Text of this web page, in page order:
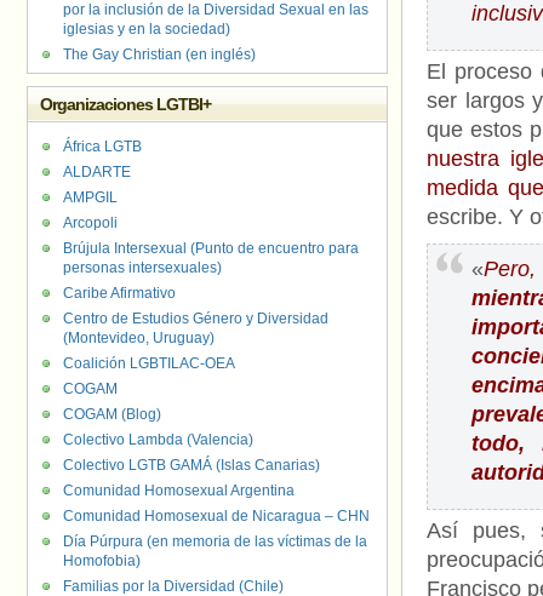
El proceso
ser largos
que estos
nuestra
medida
escribe. Y
«
todo,
Así pues,
Francisco
por la inclusión de la Diversidad Sexual en las
iglesias y en la sociedad)
The Gay Christian (en inglés)
Organizaciones LGTBI+
África LGTB
ALDARTE
AMPGIL
Arcopoli
Brújula Intersexual (Punto de encuentro para
personas intersexuales)
Caribe Afirmativo
Centro de Estudios Género y Diversidad
(Montevideo, Uruguay)
Coalición LGBTILAC-OEA
COGAM
COGAM (Blog)
Colectivo Lambda (Valencia)
Colectivo LGTB GAMÁ (Islas Canarias)
Comunidad Homosexual Argentina
Comunidad Homosexual de Nicaragua – CHN
Día Púrpura (en memoria de las víctimas de la
Homofobia)
Familias por la Diversidad (Chile)